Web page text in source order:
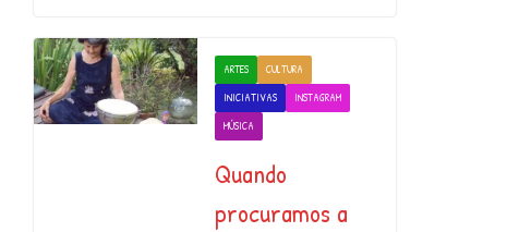
ARTES
CULTURA
INICIATIVAS
INSTAGRAM
MÚSICA
Quando
procuramos a